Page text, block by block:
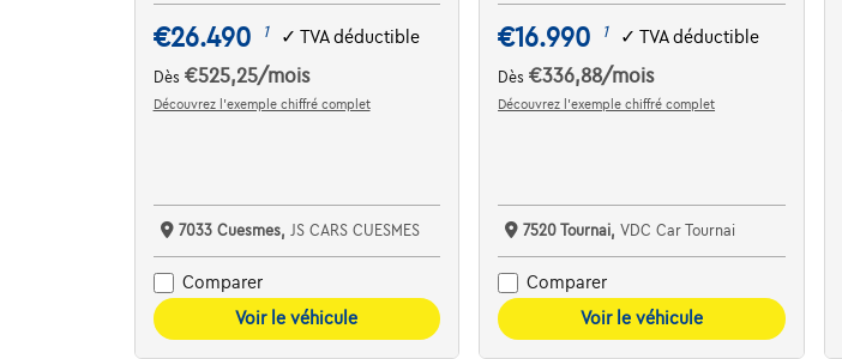
€26.490 1 ✓ TVA déductible
Dès €525,25/mois
Découvrez l’exemple chiffré complet
7033 Cuesmes, JS CARS CUESMES
Comparer
Voir le véhicule
€16.990 1 ✓TVA déductible
Dès€336,88/mois
Découvrez l’exemple chiffré complet
7520 Tournai,VDC Car Tournai
Comparer
Voir le véhicule